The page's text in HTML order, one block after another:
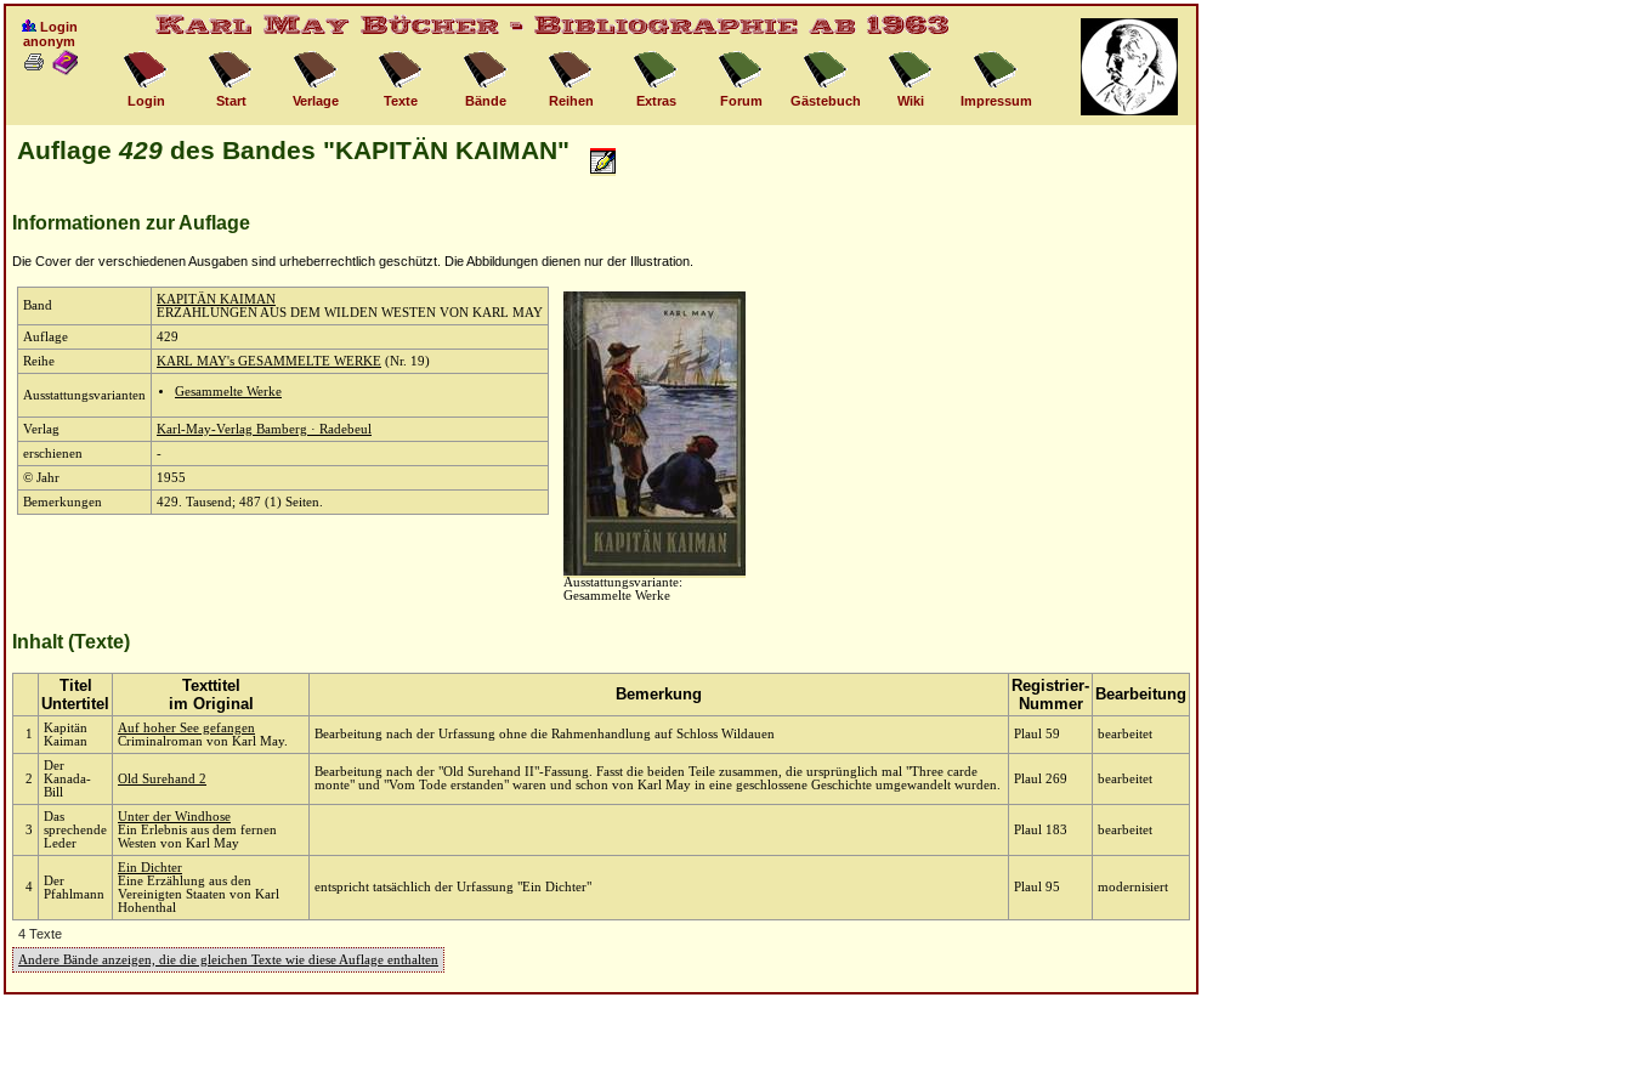
Login
anonym
Login Start Verlage Texte Bände Reihen Extras Forum Gästebuch Wiki Impressum
Auflage429 des Bandes "KAPITÄN KAIMAN"
Informationen zur Auflage
Die Cover der verschiedenen Ausgaben sind urheberrechtlich geschützt. Die Abbildungen dienen nur der Illustration.
Band
KAPITÄN KAIMAN
ERZÄHLUNGEN AUS DEM WILDEN WESTEN VON KARL MAY
Auflage
429
Reihe
KARL MAY's GESAMMELTE WERKE (Nr. 19)
Ausstattungsvarianten Gesammelte Werke
Verlag
Karl-May-Verlag Bamberg · Radebeul
erschienen
-
© Jahr
1955
Bemerkungen
429. Tausend; 487 (1) Seiten.
Ausstattungsvariante:
Gesammelte Werke
Inhalt (Texte)
Titel
Untertitel
Texttitel
im Original
Bemerkung
Registrier-
Nummer
Bearbeitung
1
Kapitän
Kaiman
Auf hoher See gefangen
Criminalroman von Karl May.
Bearbeitung nach der Urfassung ohne die Rahmenhandlung auf Schloss Wildauen Plaul 59 bearbeitet
2
Der
Kanada-
Bill
Old Surehand 2
Bearbeitung nach der "Old Surehand II"-Fassung. Fasst die beiden Teile zusammen, die ursprünglich mal "Three carde
monte" und "Vom Tode erstanden" waren und schon von Karl May in eine geschlossene Geschichte umgewandelt wurden.
Plaul 269 bearbeitet
3
Das
sprechende
Leder
Unter der Windhose
Ein Erlebnis aus dem fernen
Westen von Karl May
Plaul 183 bearbeitet
4
Der
Pfahlmann
Ein Dichter
Eine Erzählung aus den
Vereinigten Staaten von Karl
Hohenthal
entspricht tatsächlich der Urfassung "Ein Dichter" Plaul 95 modernisiert
4 Texte
Andere Bände anzeigen, die die gleichen Texte wie diese Auflage enthalten